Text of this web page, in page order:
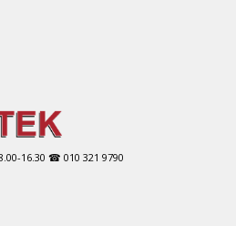
16.30 ☎ 010 321 9790